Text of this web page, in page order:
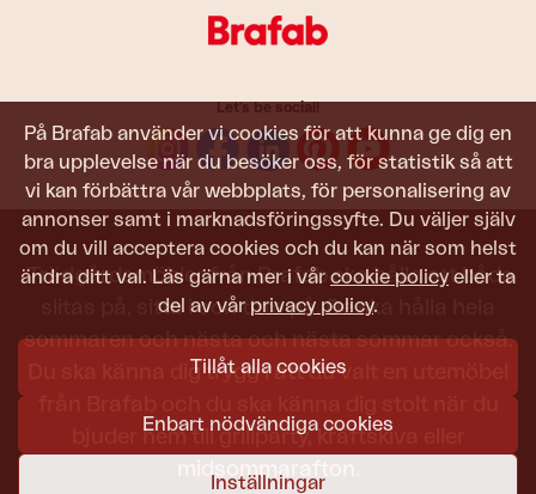
På Brafab använder vi cookies för att kunna ge dig en
bra upplevelse när du besöker oss, för statistik så att
vi kan förbättra vår webbplats, för personalisering av
annonser samt i marknadsföringssyfte. Du väljer själv
om du vill acceptera cookies och du kan när som helst
ändra ditt val. Läs gärna mer i vår cookie policy eller ta
del av vår privacy policy.
Tillåt alla cookies
Enbart nödvändiga cookies
Inställningar
Let's be social!
Trädgårdsmöbler från Brafab ska hålla att både
slitas på, sitta i och titta på. De ska hålla hela
sommaren och nästa och nästa sommar också.
Du ska känna dig trygg i att du valt en utemöbel
bjuder hem till grillparty, kräftskiva eller